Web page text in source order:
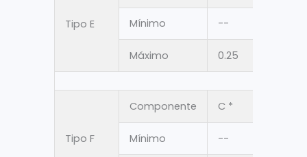
Tipo E Mínimo --
Máximo 0.25
Tipo F
Componente C *
Mínimo --